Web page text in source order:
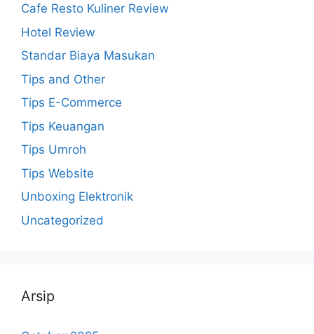
Cafe Resto Kuliner Review
Hotel Review
Standar Biaya Masukan
Tips and Other
Tips E-Commerce
Tips Keuangan
Tips Umroh
Tips Website
Unboxing Elektronik
Uncategorized
Arsip